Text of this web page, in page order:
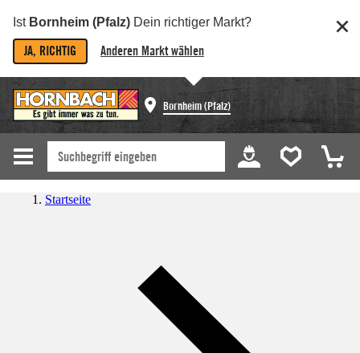
Ist Bornheim (Pfalz) Dein richtiger Markt?
JA, RICHTIG Anderen Markt wählen
Bornheim (Pfalz)
Startseite